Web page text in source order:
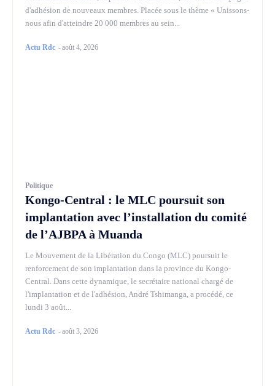
d'adhésion de nouveaux membres. Placée sous le thème « Unissons-
nous afin d'atteindre 20 000 membres au sein...
Actu Rdc -août 4, 2026
Politique
Kongo-Central : le MLC poursuit son
implantation avec l’installation du comité
de l’AJBPA à Muanda
Le Mouvement de la Libération du Congo (MLC) poursuit le
renforcement de son implantation dans la province du Kongo-
Central. Dans cette dynamique, le secrétaire national chargé de
l'implantation et de l'adhésion, André Tshimanga, a procédé, ce
lundi 3 août...
Actu Rdc -août 3, 2026